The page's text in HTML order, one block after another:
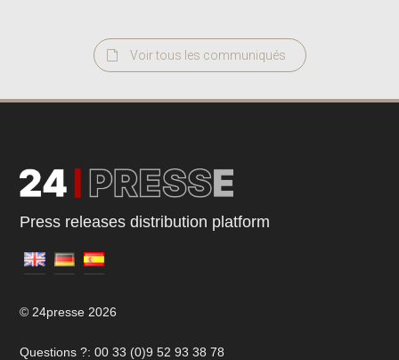
Voir tous les communiqués
Press releases distribution platform
© 24presse 2026
Questions ?: 00 33 (0)9 52 93 38 78